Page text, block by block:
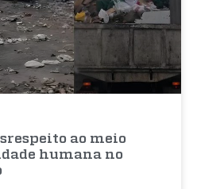
ao meio
humana no